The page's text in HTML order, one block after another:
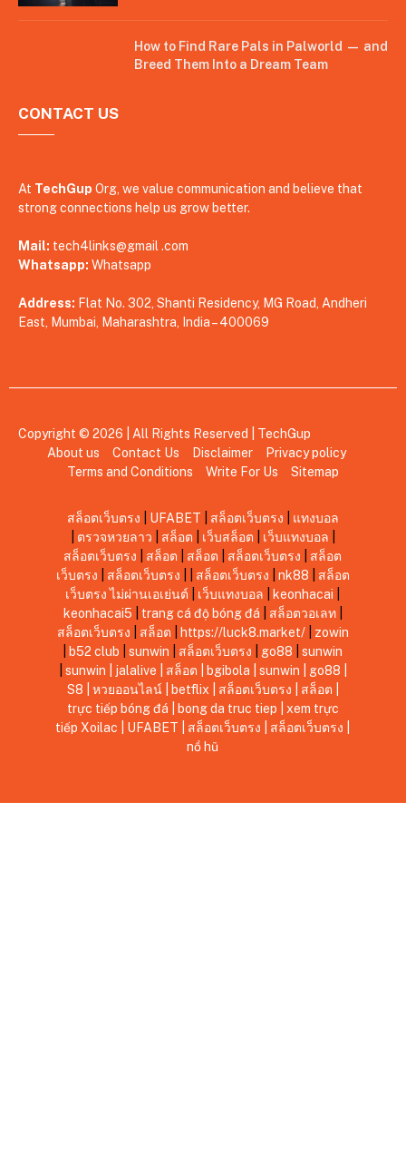
How to Find Rare Pals in Palworld — and
Breed Them Into a Dream Team
CONTACT US
At TechGup Org, we value communication and believe that
strong connections help us grow better.
Mail: tech4links@gmail .com
Whatsapp: Whatsapp
Address: Flat No. 302, Shanti Residency, MG Road, Andheri
East, Mumbai, Maharashtra, India – 400069
Copyright © 2026 | All Rights Reserved | TechGup
About us
Contact Us Disclaimer
Privacy policy
Terms and Conditions
Write For Us Sitemap
สล็อตเว็บตรง UFABET สล็อตเว็บตรง
แทงบอล
ตรวจหวยลาว สล็อต เว็บสล็อต เว็บแทงบอล
สล็อตเว็บตรง
สล็อต สล็อต สล็อตเว็บตรง
สล็อต
เว็บตรง
สล็อตเว็บตรง สล็อตเว็บตรง nk88
สล็อต
เว็บตรง ไม่ผ่านเอเย่นต์
เว็บแทงบอล keonhacai
keonhacai5
trang cá độ bóng đá สล็อตวอเลท|
สล็อตเว็บตรง
สล็อต https://luck8.market/| zowin
b52 club |sunwin สล็อตเว็บตรง go88 |sunwin
sunwin jalalive สล็อต bgibola sunwin go88
S8
หวยออนไลน์| betflix สล็อตเว็บตรง สล็อต
trực tiếp bóng đá
bong da truc tiep
xem trực
tiếp Xoilac
UFABET สล็อตเว็บตรง สล็อตเว็บตรง
nổ hũ